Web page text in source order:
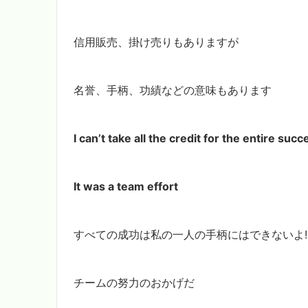
信用販売、掛け売りもありますが
名誉、手柄、功績などの意味もあります
I can’t take all the credit for the entire
It was a team effort
すべての成功は私の一人の手柄にはできないよ!
チームの努力のおかげだ